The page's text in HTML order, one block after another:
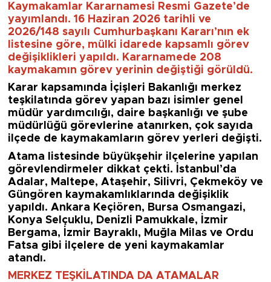
Kaymakamlar Kararnamesi Resmi Gazete’de
yayımlandı. 16 Haziran 2026 tarihli ve
2026/148 sayılı Cumhurbaşkanı Kararı’nın ek
listesine göre, mülki idarede kapsamlı görev
değişiklikleri yapıldı. Kararnamede 208
kaymakamın görev yerinin değiştiği görüldü.
Karar kapsamında İçişleri Bakanlığı merkez
teşkilatında görev yapan bazı isimler genel
müdür yardımcılığı, daire başkanlığı ve şube
müdürlüğü görevlerine atanırken, çok sayıda
ilçede de kaymakamların görev yerleri değişti.
Atama listesinde büyükşehir ilçelerine yapılan
görevlendirmeler dikkat çekti. İstanbul’da
Adalar, Maltepe, Ataşehir, Silivri, Çekmeköy ve
Güngören kaymakamlıklarında değişiklik
yapıldı. Ankara Keçiören, Bursa Osmangazi,
Konya Selçuklu, Denizli Pamukkale, İzmir
Bergama, İzmir Bayraklı, Muğla Milas ve Ordu
Fatsa gibi ilçelere de yeni kaymakamlar
atandı.
MERKEZ TEŞKİLATINDA DA ATAMALAR